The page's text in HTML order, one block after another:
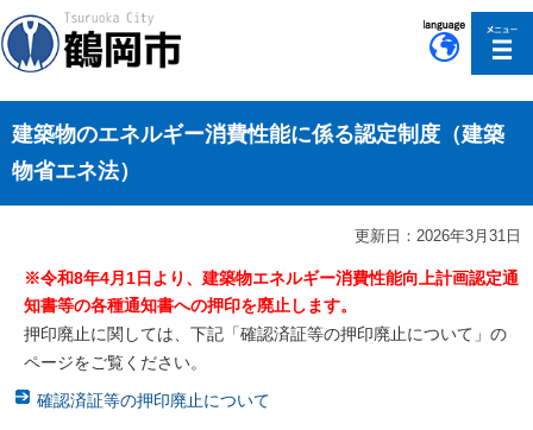
建築物のエネルギー消費性能に係る認定制度（建築
物省エネ法）
更新日：2026年3月31日
※令和8年4月1日より、建築物エネルギー消費性能向上計画認定通
知書等の各種通知書への押印を廃止します。
押印廃止に関しては、下記「確認済証等の押印廃止について」の
ページをご覧ください。
確認済証等の押印廃止について